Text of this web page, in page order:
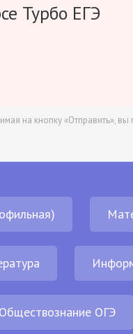
Турбо ЕГЭ
на кнопку «Отправить», вы
Обществознание ОГЭ